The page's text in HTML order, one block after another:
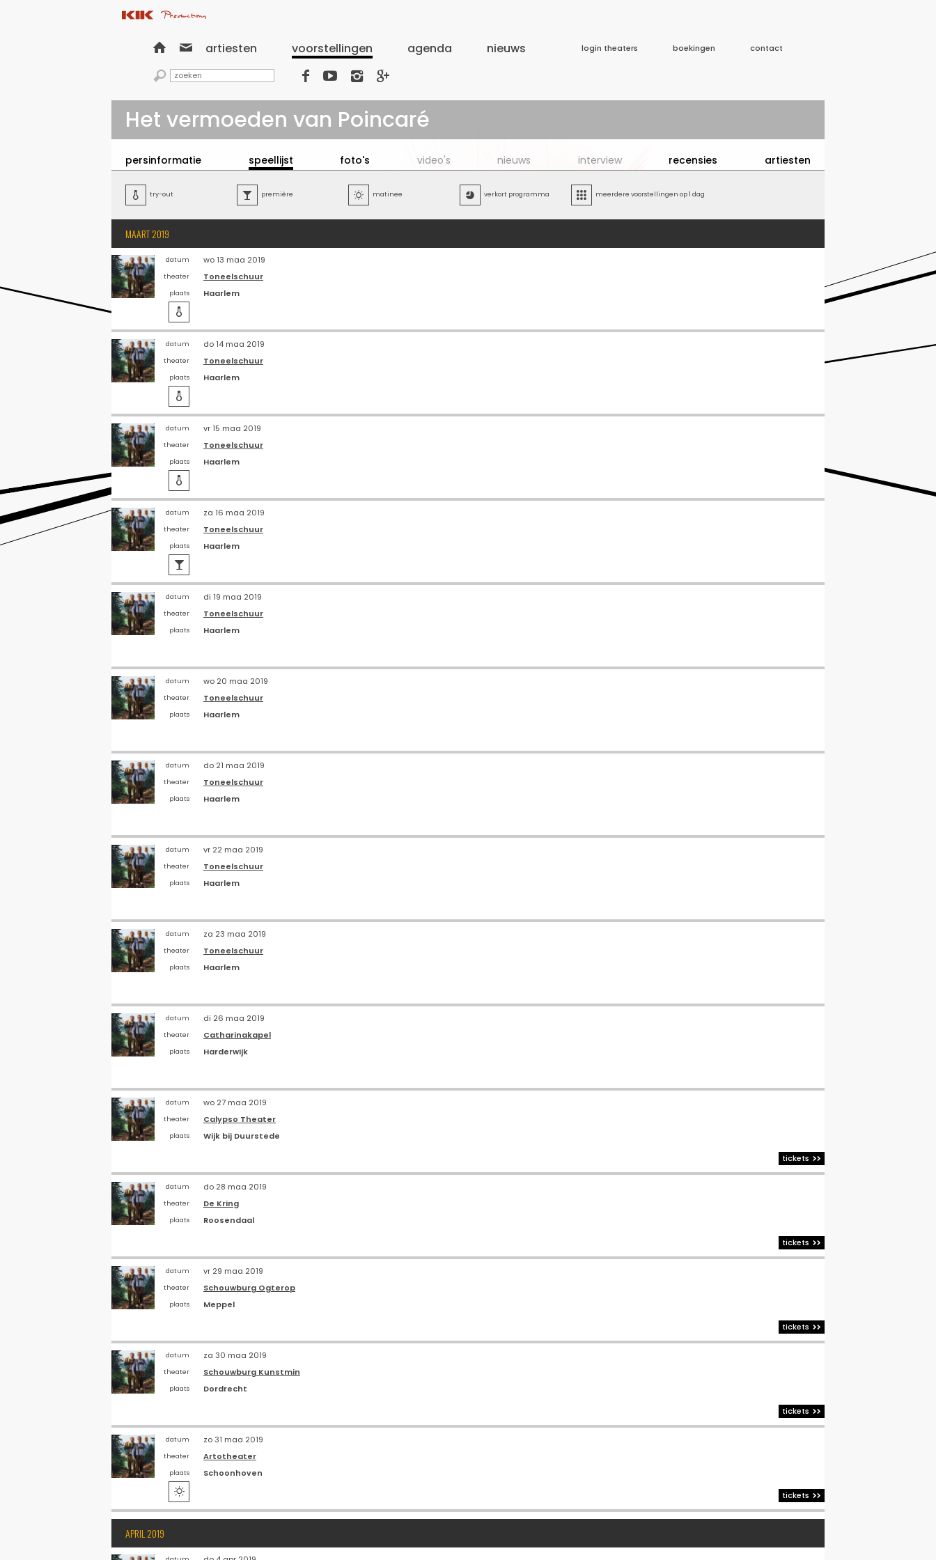
  artiesten voorstellingen agenda nieuws login theaters boekingen contact
    
Het vermoeden van Poincaré
persinformatie speellijst foto's video's nieuws interview recensies artiesten
 try-out  première  matinee  verkort programma  meerdere voorstellingen op 1 dag
MAART 2019
datum wo 13 maa 2019
theater Toneelschuur
plaats Haarlem

datum do 14 maa 2019
theater Toneelschuur
plaats Haarlem

datum vr 15 maa 2019
theater Toneelschuur
plaats Haarlem

datum za 16 maa 2019
theater Toneelschuur
plaats Haarlem

datum di 19 maa 2019
theater Toneelschuur
plaats Haarlem
datum wo 20 maa 2019
theater Toneelschuur
plaats Haarlem
datum do 21 maa 2019
theater Toneelschuur
plaats Haarlem
datum vr 22 maa 2019
theater Toneelschuur
plaats Haarlem
datum za 23 maa 2019
theater Toneelschuur
plaats Haarlem
datum di 26 maa 2019
theater Catharinakapel
plaats Harderwijk
datum wo 27 maa 2019
theater Calypso Theater
plaats
Wijk bij Duurstede
tickets
datum do 28 maa 2019
theater De Kring
plaats
Roosendaal
tickets
datum vr 29 maa 2019
theater Schouwburg Ogterop
plaats
Meppel
tickets
datum za 30 maa 2019
theater Schouwburg Kunstmin
plaats
Dordrecht
tickets
datum zo 31 maa 2019
theater Artotheater
plaats Schoonhoven
 tickets
APRIL 2019